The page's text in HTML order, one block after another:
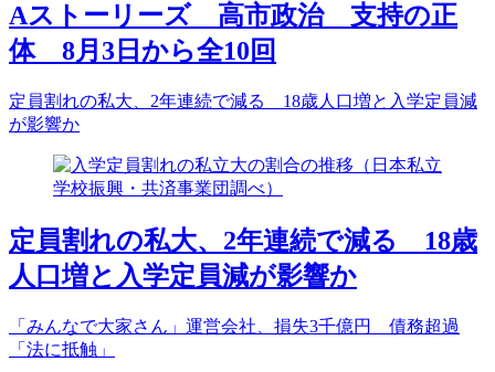
Aストーリーズ 高市政治 支持の正
体 8月3日から全10回
定員割れの私大、2年連続で減る 18歳人口増と入学定員減
が影響か
定員割れの私大、2年連続で減る 18歳
人口増と入学定員減が影響か
「みんなで大家さん」運営会社、損失3千億円 債務超過
「法に抵触」